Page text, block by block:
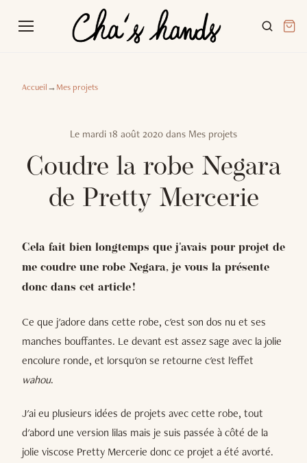
Accueil→Mes projets
Le mardi 18 août 2020 dans Mes projets
Coudre la robe Negara
de Pretty Mercerie
Cela fait bien longtemps que j'avais pour projet de
me coudre une robe Negara, je vous la présente
donc dans cet article !
Ce que j'adore dans cette robe, c'est son dos nu et ses
manches bouffantes. Le devant est assez sage avec la jolie
encolure ronde, et lorsqu'on se retourne c'est l'effet
wahou.
J'ai eu plusieurs idées de projets avec cette robe, tout
d'abord une version lilas mais je suis passée à côté de la
jolie viscose Pretty Mercerie donc ce projet a été avorté.